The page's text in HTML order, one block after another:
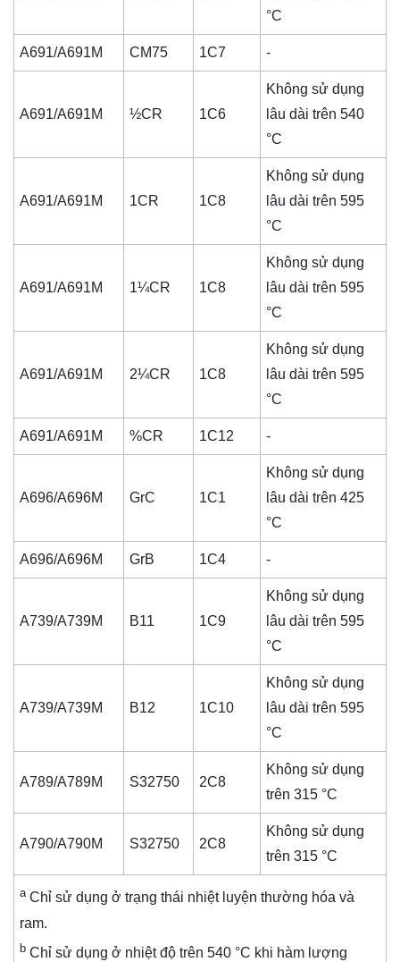
°C
A691/A691M CM75 1C7 -
A691/A691M ½CR 1C6
Không sử dụng
lâu dài trên 540
°C
A691/A691M 1CR 1C8
Không sử dụng
lâu dài trên 595
°C
A691/A691M 1¼CR 1C8
Không sử dụng
lâu dài trên 595
°C
A691/A691M 2¼CR 1C8
Không sử dụng
lâu dài trên 595
°C
A691/A691M %CR 1C12 -
A696/A696M GrC 1C1
Không sử dụng
lâu dài trên 425
°C
A696/A696M GrB 1C4 -
A739/A739M B11 1C9
Không sử dụng
lâu dài trên 595
°C
A739/A739M B12 1C10
Không sử dụng
lâu dài trên 595
°C
A789/A789M S32750 2C8
Không sử dụng
trên 315 °C
A790/A790M S32750 2C8
Không sử dụng
trên 315 °C
aChỉ sử dụng ở trạng thái nhiệt luyện thường hóa và
ram.
b Chỉ sử dụng ở nhiệt độ trên 540 °C khi hàm lượng